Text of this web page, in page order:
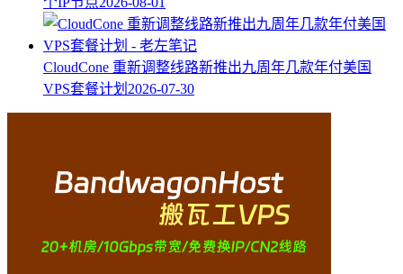
CloudCone 重新调整线路新推出九周年几款年付美国
VPS套餐计划 2026-07-30